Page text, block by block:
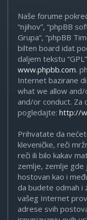
Naše forume
“njihov”, “phpBB
Grupa”, “phpBB
bilten board idat
daljem tekstu
www.phpbb.com.
Internet bazirane
what we allow
and/or conduct. Za
pogledajte: http://
Prihvatate da
kleveničke, reči
reči ili bilo kakav
zemlje, zemlje gde
hostovan kao i
da budete odmah i
vašeg Internet
adrese svih